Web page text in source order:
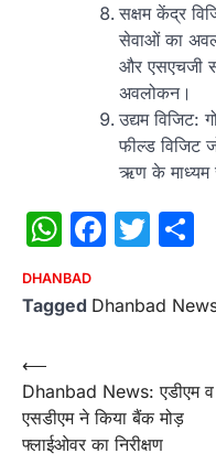
सक्षम केंद्र
सेवाओं का
और एसएचजी
अवलोकन।
उद्यम विजिट:
फील्ड विजिट
ऋण के माध्यम
WhatsApp
DHANBAD
Tagged Dhanbad
Post
navigation
⟵
Dhanbad News: एडीएम व
एसडीएम ने किया बैंक मोड़
फ्लाईओवर का निरीक्षण